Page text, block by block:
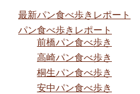
最新パン食べ歩きレポート
パン食べ歩きレポート
前橋パン食べ歩き
高崎パン食べ歩き
桐生パン食べ歩き
安中パン食べ歩き